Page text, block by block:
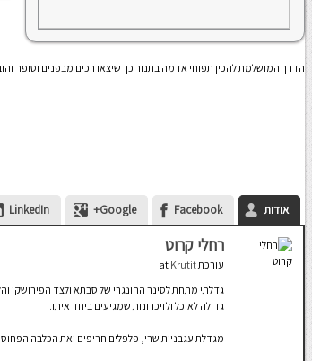
הדרך המושלמת להכין תפוחי אדמה בתנור כך שיצאו רכים מבפנים וסופר
אודות Facebook
Google+
LinkedIn
רחלי קרוט
עורכת Krutit
גדלתי מתחת לסינר ההונגרי של סבתא ולצד הפירושקי
גדולה לאוכל ולזיכרונות שמגיעים ביחד איתו.
מגדלת עגבניות שרי, פלפלים חריפים ואת הכלבה